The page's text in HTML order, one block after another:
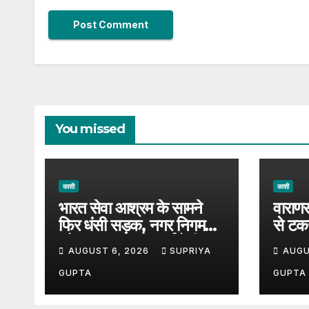
You missed
काशी
भारत सेवा आश्रम के सामने
फिर धंसी सड़क, नगर निगम
और प्रशासन की कार्यशैली पर
उठे सवाल, 7 दिन पहले हुई थी
मरम्मत
AUGUST 6, 2026 SUPRIYA
GUPTA
काशी
से
बड़ा
पर
GUPTA